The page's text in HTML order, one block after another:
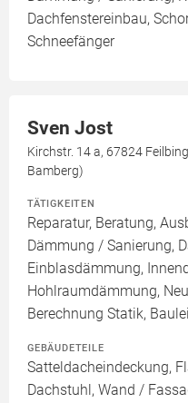
Dachfenstereinbau,
Schneefänger
Sven Jost
Kirchstr. 14 a, 67824
Bamberg)
TÄTIGKEITEN
Reparatur, Beratung,
Dämmung / Sanierung,
Einblasdämmung,
Hohlraumdämmung,
Berechnung Statik,
GEBÄUDETEILE
Satteldacheindeckung,
Dachstuhl, Wand /